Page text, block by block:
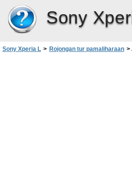
Sony
Sony Xperia L > Rojongan tur pamaliharaan >